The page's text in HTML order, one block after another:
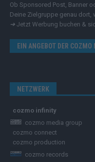
Ob Sponsored Post, Banner
Deine Zielgruppe genau dort,
➔ Jetzt Werbung buchen &
EIN ANGEBOT DER COZMO
NETZWERK
cozmo infinity
cozmo media group
cozmo connect
cozmo production
cozmo records